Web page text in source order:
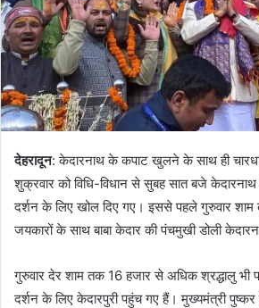
m
a
i
l
देहरादून: केदारनाथ के कपाट खुलने के साथ ही
शुक्रवार को विधि-विधान से सुबह सात बजे
दर्शन के लिए खोल दिए गए। इससे पहले गुरुवार शाम
जयकारों के साथ बाबा केदार की पंचमुखी डोली
गुरुवार देर शाम तक 16 हजार से अधिक श्रद्धालु भी
दर्शन के लिए केदारपुरी पहुंच गए हैं। मुख्यमंत्री पुष्कर